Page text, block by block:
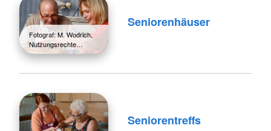
Fotograf: M. Wodrich,
Nutzungsrechte…
Seniorenhäuser
Seniorentreffs